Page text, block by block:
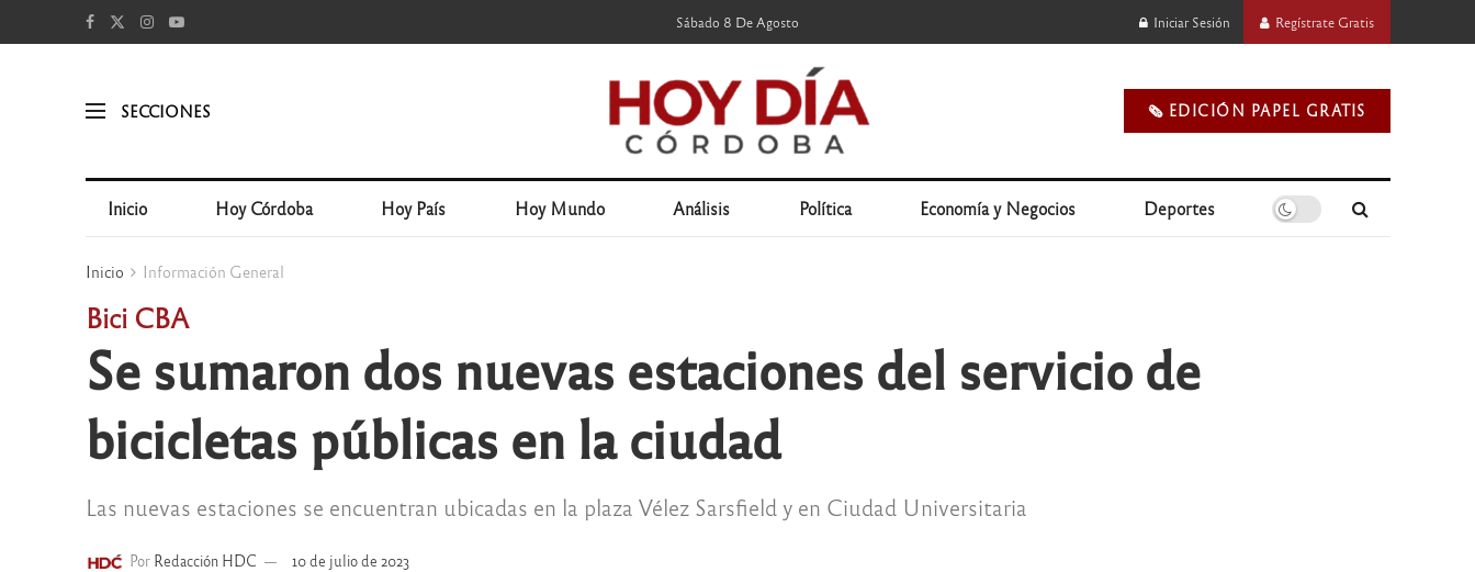
Sábado 8 De Agosto Iniciar Sesión Regístrate Gratis
SECCIONES 🗞️ EDICIÓN PAPEL GRATIS
Inicio Hoy Córdoba Hoy País Hoy Mundo Análisis Política Economía y Negocios Deportes
Inicio Información General
Bici CBA
Se sumaron dos nuevas estaciones del servicio de
bicicletas públicas en la ciudad
Las nuevas estaciones se encuentran ubicadas en la plaza Vélez Sarsfield y en Ciudad Universitaria
Por Redacción HDC 10 de julio de 2023